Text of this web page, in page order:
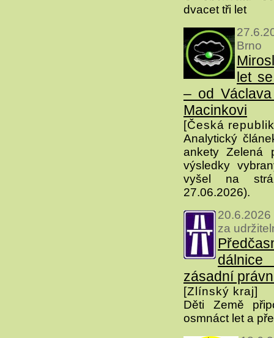
dvacet tři let
Brno
let
– od
Macinkovi
[Česká
Analytický
ankety Zelená
výsledky
vyšel na
27.06.2026).
za
zásadní
[Zlínský kraj]
Děti Země
osmnáct let a